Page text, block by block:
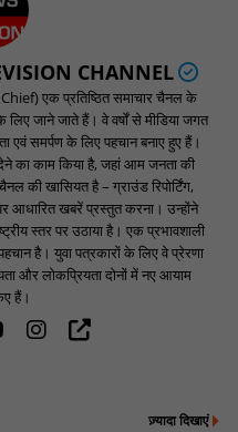
CHANNEL
एक प्रतिष्ठित समाचार चैनल के
जाने जाते हैं। वे वर्षों से मीडिया जगत
एवं समर्पण के लिए पहचान बनाए हुए हैं।
का काम किया है, जहां आम जनता की
की खासियत है – ग्राउंड रिपोर्टिंग,
आधारित खबरें प्रस्तुत करना। उन्होंने
स्तर पर उठाया है। एक प्रभावशाली
है। युवा पत्रकारों के लिए वे प्रेरणा
और लोकप्रियता दोनों में नए आयाम
हैं।
ज़्यादा दिखाएं